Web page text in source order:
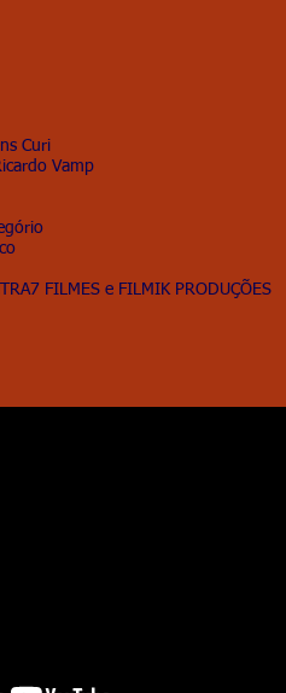
Curi
Vamp
FILMES e FILMIK PRODUÇÕES